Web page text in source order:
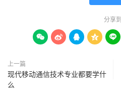
分享到
    
上一篇
现代移动通信技术专业都要学什
么